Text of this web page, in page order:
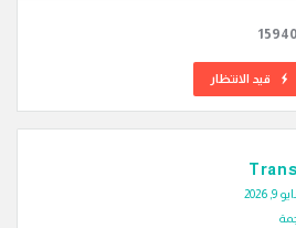
قيد الانتظار
9, 2026